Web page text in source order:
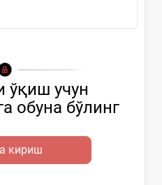
учун
обуна бўлинг
кириш